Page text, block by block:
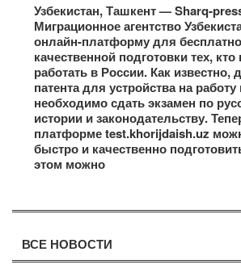
Узбекистан, Ташкент — Sharq-
Миграционное агентство
онлайн-платформу для
качественной подготовки тех,
работать в России. Как известно,
патента для устройства на
необходимо сдать экзамен по
истории и законодательству.
платформе test.khorijdaish.uz
быстро и качественно
этом можно
ВСЕ НОВОСТИ